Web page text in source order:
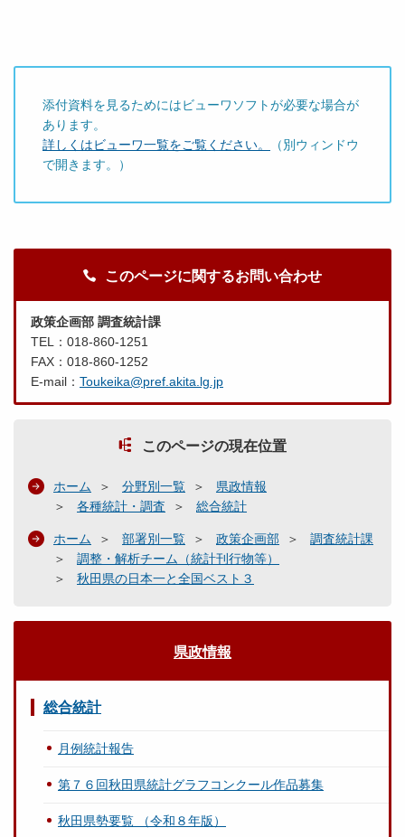
添付資料を見るためにはビューワソフトが必要な場合が
あります。
詳しくはビューワ一覧をご覧ください。
（別ウィンドウ
で開きます。）
このページに関するお問い合わせ
政策企画部 調査統計課
TEL：018-860-1251
FAX：018-860-1252
E-mail： Toukeika@pref.akita.lg.jp
このページの現在位置
ホーム 分野別一覧
県政情報
各種統計・調査
総合統計
ホーム 部署別一覧 政策企画部
調査統計課
調整・解析チーム（統計刊行物等）
秋田県の日本一と全国ベスト３
県政情報
総合統計
月例統計報告
第７６回秋田県統計グラフコンクール作品募集
秋田県勢要覧 （令和８年版）